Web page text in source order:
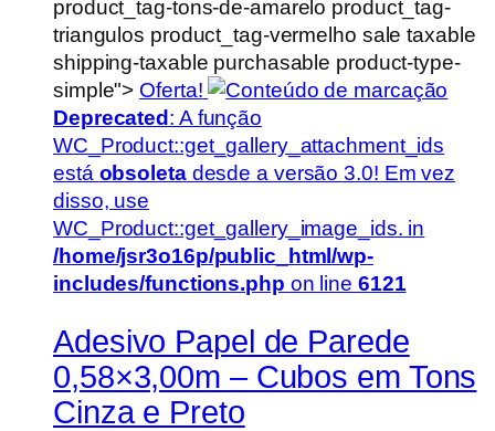
product_tag-tons-de-amarelo product_tag-
triangulos product_tag-vermelho sale taxable
shipping-taxable purchasable product-type-
simple"> Oferta!
Deprecated : A função
WC_Product::get_gallery_attachment_ids
está obsoletadesde a versão 3.0! Em vez
disso, use
WC_Product::get_gallery_image_ids. in
/home/jsr3o16p/public_html/wp-
includes/functions.php on line 6121
Adesivo Papel de Parede
0,58×3,00m – Cubos em Tons
Cinza e Preto